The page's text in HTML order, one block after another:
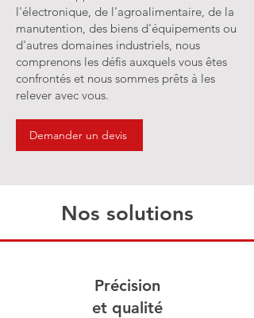
l'électronique, de l'agroalimentaire, de la
manutention, des biens d'équipements ou
d'autres domaines industriels, nous
comprenons les défis auxquels vous êtes
confrontés et nous sommes prêts à les
relever avec vous.
Demander un devis
Nos solutions
Précision
et qualité